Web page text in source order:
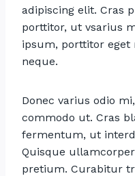
adipiscing elit. Cras
porttitor, ut vsarius
ipsum, porttitor eget
neque.
Donec varius odio
commodo ut. Cras
fermentum, ut
Quisque
pretium. Curabitur